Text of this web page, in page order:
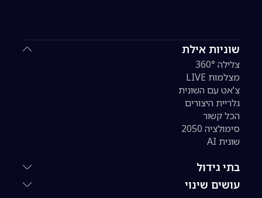
שוניות אילת
צלילה 360°
מצלמות LIVE
צ'אט עם השונית
גלריית היצורים
הכל קשור
סימולציה 2050
שונית AI
בתי גידול
עושים שינוי